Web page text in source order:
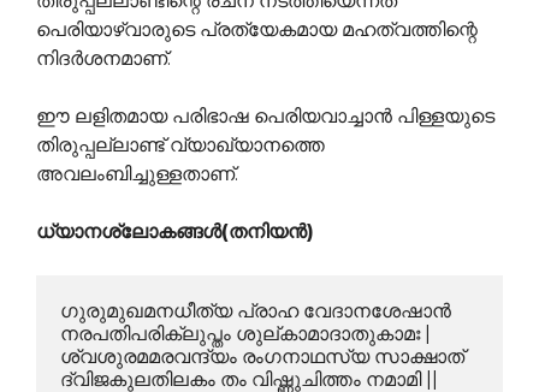
പെരിയാഴ്വാരുടെ പ്രത്യേകമായ മഹത്വത്തിന്റെ
നിദര്‍ശനമാണ്.
ഈ ലളിതമായ പരിഭാഷ പെരിയവാച്ചാന്‍ പിള്ളയുടെ
തിരുപ്പല്ലാണ്ട് വ്യാഖ്യാനത്തെ
അവലംബിച്ചുള്ളതാണ്.
ധ്യാനശ്ലോകങ്ങള്‍(തനിയന്‍)
ഗുരുമുഖമനധീത്യ പ്രാഹ വേദാനശേഷാന്‍
നരപതിപരിക്ലുപ്തം ശുല്കാമാദാതുകാമഃ |
ശ്വശുരമമരവന്ദ്യം രംഗനാഥസ്യ സാക്ഷാത്
ദ്വിജകുലതിലകം തം വിഷ്ണുചിത്തം നമാമി ||